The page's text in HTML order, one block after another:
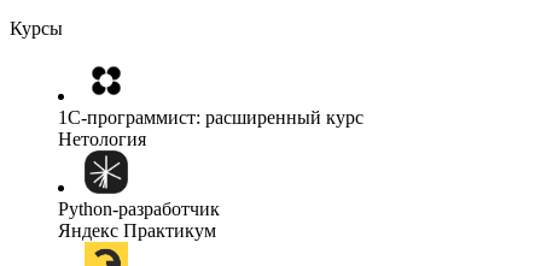
Курсы
1C-программист: расширенный курс
Нетология
Python-разработчик
Яндекс Практикум